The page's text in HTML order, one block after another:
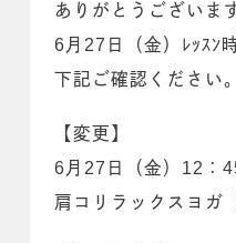
ありがとうございま
6月27日（金）ﾚｯｽﾝ
下記ご確認ください。
【変更】
6月27日（金）12：
肩コリラックスヨガ